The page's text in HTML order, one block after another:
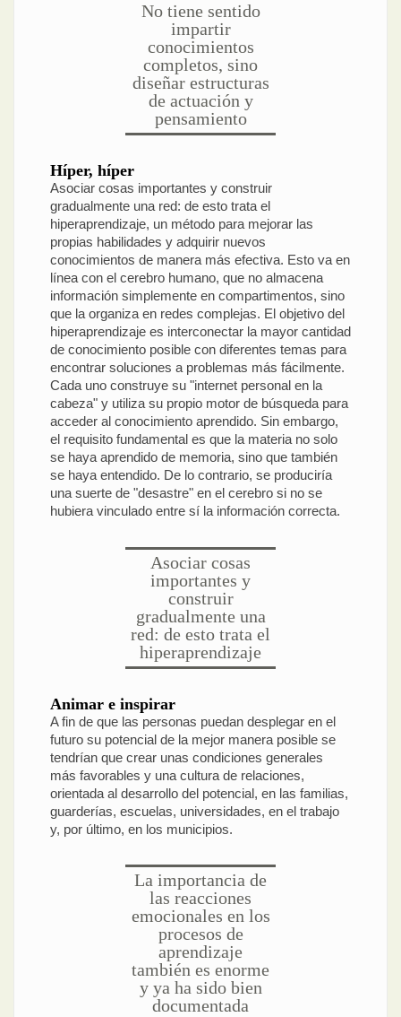
No tiene sentido
impartir
conocimientos
completos, sino
diseñar estructuras
de actuación y
pensamiento
Híper, híper
Asociar cosas importantes y construir
gradualmente una red: de esto trata el
hiperaprendizaje, un método para mejorar las
propias habilidades y adquirir nuevos
conocimientos de manera más efectiva. Esto va en
línea con el cerebro humano, que no almacena
información simplemente en compartimentos, sino
que la organiza en redes complejas. El objetivo del
hiperaprendizaje es interconectar la mayor cantidad
de conocimiento posible con diferentes temas para
encontrar soluciones a problemas más fácilmente.
Cada uno construye su "internet personal en la
cabeza" y utiliza su propio motor de búsqueda para
acceder al conocimiento aprendido. Sin embargo,
el requisito fundamental es que la materia no solo
se haya aprendido de memoria, sino que también
se haya entendido. De lo contrario, se produciría
una suerte de "desastre" en el cerebro si no se
hubiera vinculado entre sí la información correcta.
Asociar cosas
importantes y
construir
gradualmente una
red: de esto trata el
hiperaprendizaje
Animar e inspirar
A fin de que las personas puedan desplegar en el
futuro su potencial de la mejor manera posible se
tendrían que crear unas condiciones generales
más favorables y una cultura de relaciones,
orientada al desarrollo del potencial, en las familias,
guarderías, escuelas, universidades, en el trabajo
y, por último, en los municipios.
La importancia de
las reacciones
emocionales en los
procesos de
aprendizaje
también es enorme
y ya ha sido bien
documentada